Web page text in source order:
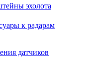
эхолота
к радарам
датчиков